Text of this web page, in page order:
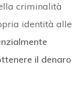
criminalità
identità alle
il denaro